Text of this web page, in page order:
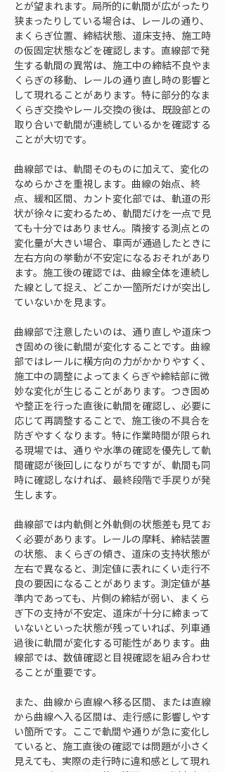
とが望まれます。局所的に軌間が広がったり
狭まったりしている場合は、レールの通り、
まくらぎ位置、締結状態、道床支持、施工時
の仮固定状態などを確認します。直線部で発
生する軌間の異常は、施工中の締結不良やま
くらぎの移動、レールの通り直し時の影響と
して現れることがあります。特に部分的なま
くらぎ交換やレール交換の後は、既設部との
取り合いで軌間が連続しているかを確認する
ことが大切です。
曲線部では、軌間そのものに加えて、変化の
なめらかさを重視します。曲線の始点、終
点、緩和区間、カント変化部では、軌道の形
状が徐々に変わるため、軌間だけを一点で見
ても十分ではありません。隣接する測点との
変化量が大きい場合、車両が通過したときに
左右方向の挙動が不安定になるおそれがあり
ます。施工後の確認では、曲線全体を連続し
た線として捉え、どこか一箇所だけが突出し
ていないかを見ます。
曲線部で注意したいのは、通り直しや道床つ
き固めの後に軌間が変化することです。曲線
部ではレールに横方向の力がかかりやすく、
施工中の調整によってまくらぎや締結部に微
妙な変化が生じることがあります。つき固め
や整正を行った直後に軌間を確認し、必要に
応じて再調整することで、施工後の不具合を
防ぎやすくなります。特に作業時間が限られ
る現場では、通りや水準の確認を優先して軌
間確認が後回しになりがちですが、軌間も同
時に確認しなければ、最終段階で手戻りが発
生します。
曲線部では内軌側と外軌側の状態差も見てお
く必要があります。レールの摩耗、締結装置
の状態、まくらぎの傾き、道床の支持状態が
左右で異なると、測定値に表れにくい走行不
良の要因になることがあります。測定値が基
準内であっても、片側の締結が弱い、まくら
ぎ下の支持が不安定、道床が十分に締まって
いないといった状態が残っていれば、列車通
過後に軌間が変化する可能性があります。曲
線部では、数値確認と目視確認を組み合わせ
ることが重要です。
また、曲線から直線へ移る区間、または直線
から曲線へ入る区間は、走行感に影響しやす
い箇所です。ここで軌間や通りが急に変化し
ていると、施工直後の確認では問題が小さく
見えても、実際の走行時に違和感として現れ